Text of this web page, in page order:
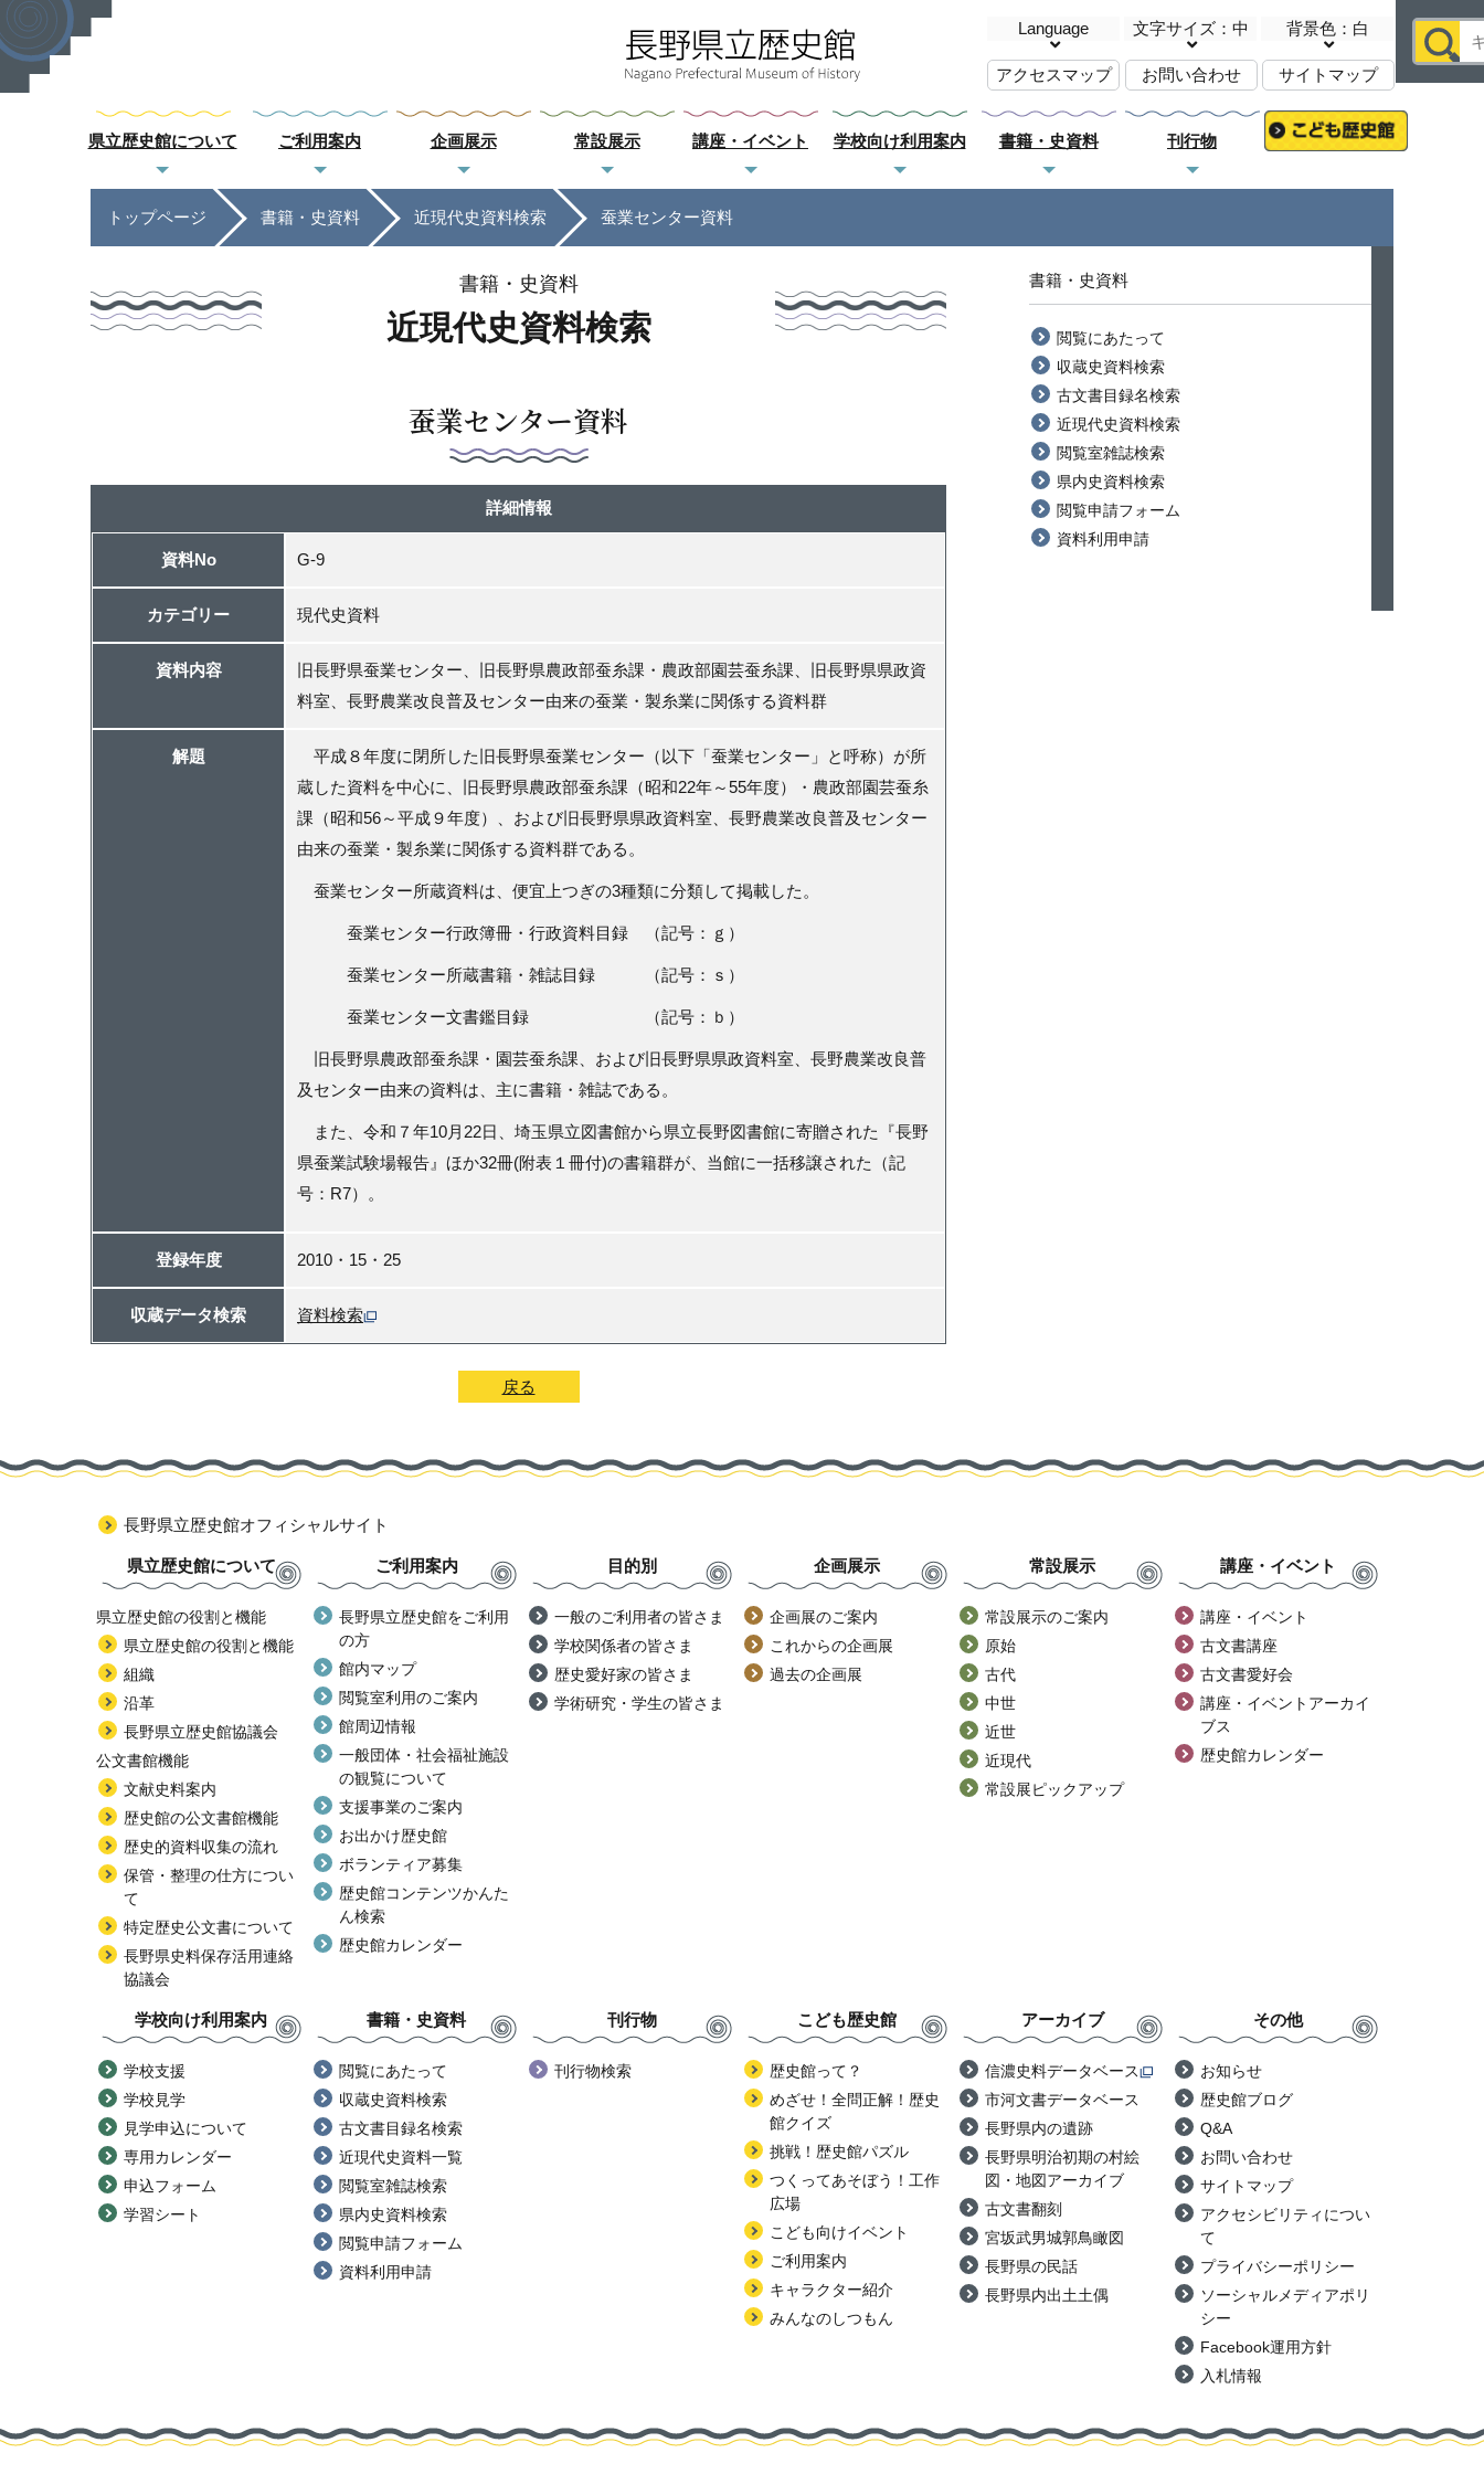
Language 文字サイズ：中 背景色：白
アクセスマップ お問い合わせ サイトマップ
県立歴史館について ご利用案内 企画展示 常設展示 講座・イベント 学校向け利用案内 書籍・史資料 刊行物
トップページ 書籍・史資料 近現代史資料検索 蚕業センター資料
書籍・史資料
近現代史資料検索
蚕業センター資料
詳細情報
資料No G-9
カテゴリー 現代史資料
資料内容
旧長野県蚕業センター、旧長野県農政部蚕糸課・農政部園芸蚕糸課、旧長野県県政資
料室、長野農業改良普及センター由来の蚕業・製糸業に関係する資料群
解題
平成８年度に閉所した旧長野県蚕業センター（以下「蚕業センター」と呼称）が所
蔵した資料を中心に、旧長野県農政部蚕糸課（昭和22年～55年度）・農政部園芸蚕糸
課（昭和56～平成９年度）、および旧長野県県政資料室、長野農業改良普及センター
由来の蚕業・製糸業に関係する資料群である。
蚕業センター所蔵資料は、便宜上つぎの3種類に分類して掲載した。
蚕業センター行政簿冊・行政資料目録 （記号：ｇ）
蚕業センター所蔵書籍・雑誌目録 （記号：ｓ）
蚕業センター文書鑑目録 （記号：ｂ）
旧長野県農政部蚕糸課・園芸蚕糸課、および旧長野県県政資料室、長野農業改良普
及センター由来の資料は、主に書籍・雑誌である。
また、令和７年10月 22日、埼玉県立図書館から県立長野図書館に寄贈された『長野
県蚕業試験場報告』ほか32冊(附表１冊付)の書籍群が、当館に一括移譲された（記
号：R7）。
登録年度 2010・15・25
収蔵データ検索 資料検索
戻る
書籍・史資料
閲覧にあたって
収蔵史資料検索
古文書目録名検索
近現代史資料検索
閲覧室雑誌検索
県内史資料検索
閲覧申請フォーム
資料利用申請
長野県立歴史館オフィシャルサイト
県立歴史館について
県立歴史館の役割と機能
県立歴史館の役割と機能
組織
沿革
長野県立歴史館協議会
公文書館機能
文献史料案内
歴史館の公文書館機能
歴史的資料収集の流れ
保管・整理の仕方につい
て
特定歴史公文書について
長野県史料保存活用連絡
協議会
ご利用案内
長野県立歴史館をご利用
の方
館内マップ
閲覧室利用のご案内
館周辺情報
一般団体・社会福祉施設
の観覧について
支援事業のご案内
お出かけ歴史館
ボランティア募集
歴史館コンテンツかんた
ん検索
歴史館カレンダー
目的別
一般のご利用者の皆さま
学校関係者の皆さま
歴史愛好家の皆さま
学術研究・学生の皆さま
企画展示
企画展のご案内
これからの企画展
過去の企画展
常設展示
常設展示のご案内
原始
古代
中世
近世
近現代
常設展ピックアップ
講座・イベント
講座・イベント
古文書講座
古文書愛好会
講座・イベントアーカイ
ブス
歴史館カレンダー
学校向け利用案内
学校支援
学校見学
見学申込について
専用カレンダー
申込フォーム
学習シート
書籍・史資料
閲覧にあたって
収蔵史資料検索
古文書目録名検索
近現代史資料一覧
閲覧室雑誌検索
県内史資料検索
閲覧申請フォーム
資料利用申請
刊行物
刊行物検索
こども歴史館
歴史館って？
めざせ！全問正解！歴史
館クイズ
挑戦！歴史館パズル
つくってあそぼう！工作
広場
こども向けイベント
ご利用案内
キャラクター紹介
みんなのしつもん
アーカイブ
信濃史料データベース
市河文書データベース
長野県内の遺跡
長野県明治初期の村絵
図・地図アーカイブ
古文書翻刻
宮坂武男城郭鳥瞰図
長野県の民話
長野県内出土土偶
その他
お知らせ
歴史館ブログ
Q&A
お問い合わせ
サイトマップ
アクセシビリティについ
て
プライバシーポリシー
ソーシャルメディアポリ
シー
Facebook運用方針
入札情報